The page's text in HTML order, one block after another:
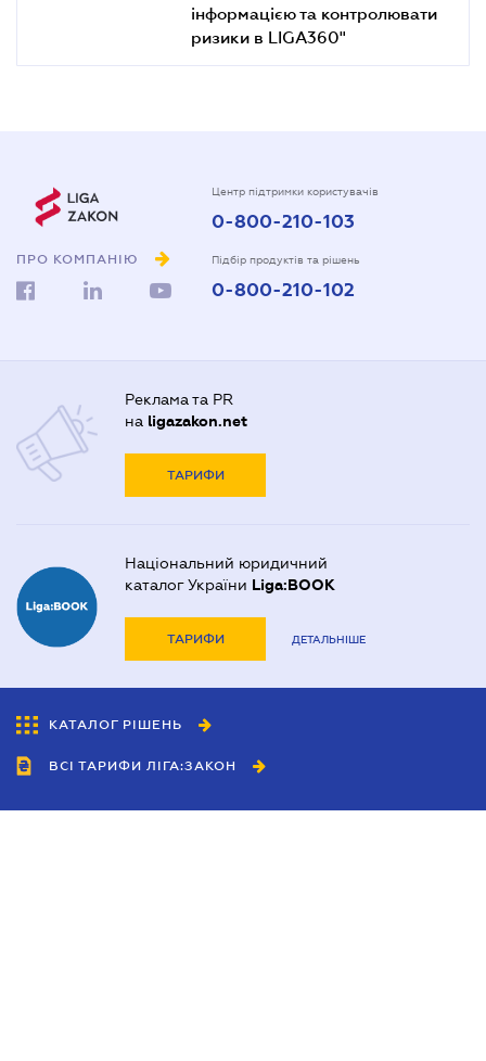
інформацією та контролювати
ризики в LIGA360"
ПРО КОМПАНІЮ
Центр підтримки користувачів
0-800-210-103
Підбір продуктів та рішень
0-800-210-102
Реклама та PR
на ligazakon.net
ТАРИФИ
Національний юридичний
каталог України Liga:BOOK
ТАРИФИ ДЕТАЛЬНІШЕ
КАТАЛОГ РІШЕНЬ
ВСІ ТАРИФИ ЛІГА:ЗАКОН